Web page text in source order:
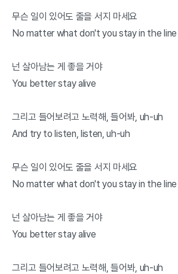
무슨 일이 있어도 줄을 서지 마세요
No matter what don't you stay in the line
넌 살아남는 게 좋을 거야
You better stay alive
그리고 들어보려고 노력해, 들어봐, uh-uh
And try to listen, listen, uh-uh
무슨 일이 있어도 줄을 서지 마세요
No matter what don't you stay in the line
넌 살아남는 게 좋을 거야
You better stay alive
그리고 들어보려고 노력해, 들어봐, uh-uh